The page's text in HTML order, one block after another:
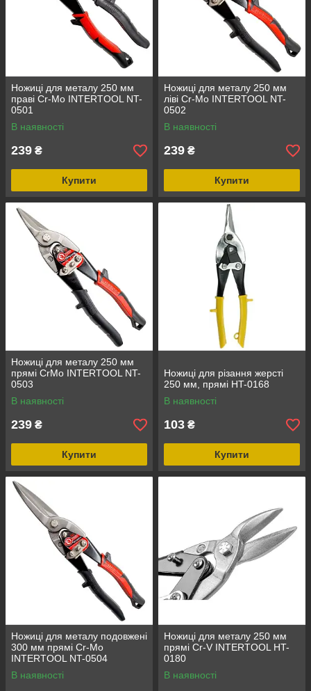
Ножиці для металу 250 мм
праві Cr-Mo INTERTOOL NT-
0501
В наявності
239 ₴
Купити
Ножиці для металу 250 мм
ліві Cr-Mo INTERTOOL NT-
0502
В наявності
239 ₴
Купити
Ножиці для металу 250 мм
прямі CrMo INTERTOOL NT-
0503
В наявності
239 ₴
Купити
Ножиці для різання жерсті
250 мм, прямі HT-0168
В наявності
103 ₴
Купити
Ножиці для металу подовжені
300 мм прямі Cr-Mo
INTERTOOL NT-0504
В наявності
Ножиці для металу 250 мм
прямі Cr-V INTERTOOL HT-
0180
В наявності